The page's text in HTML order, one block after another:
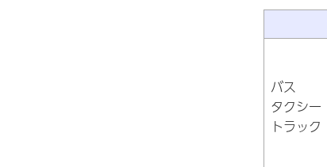
バス
タクシー
トラック